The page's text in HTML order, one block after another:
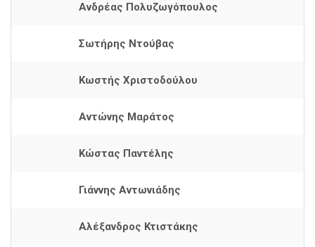
Ανδρέας Πολυζωγόπουλος
Σωτήρης Ντούβας
Κωστής Χριστοδούλου
Αντώνης Μαράτος
Κώστας Παντέλης
Γιάννης Αντωνιάδης
Αλέξανδρος Κτιστάκης